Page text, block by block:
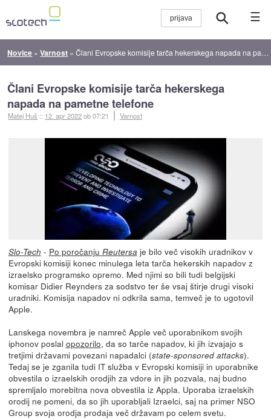
☰
Novice »Varnost »Člani Evropske komisije tarča hekerskega napada na pametne telefone
Člani Evropske komisije tarča hekerskega
napada na pametne telefone
Matej Huš :: 12. apr 2022ob 07:21 Varnost
Slo-Tech - Po poročanju Reutersa je bilo več visokih uradnikov v
Evropski komisiji konec minulega leta tarča hekerskih napadov z
izraelsko programsko opremo. Med njimi so bili tudi belgijski
komisar Didier Reynders za sodstvo ter še vsaj štirje drugi visoki
uradniki. Komisija napadov ni odkrila sama, temveč je to ugotovil
Apple.
Lanskega novembra je namreč Apple več uporabnikom svojih
iphonov poslal opozorilo, da so tarče napadov, ki jih izvajajo s
tretjimi državami povezani napadalci (state-sponsored attacks).
Tedaj se je zganila tudi IT služba v Evropski komisiji in uporabnike
obvestila o izraelskih orodjih za vdore in jih pozvala, naj budno
spremljalo morebitna nova obvestila iz Appla. Uporaba izraelskih
orodij ne pomeni, da so jih uporabljali Izraelci, saj na primer NSO
Group svoja orodja prodaja več državam po celem svetu.